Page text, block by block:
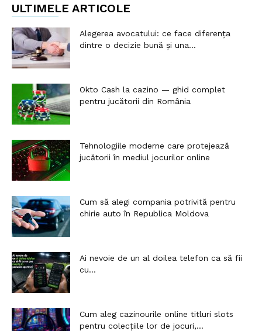
ULTIMELE ARTICOLE
Alegerea avocatului: ce face diferența
dintre o decizie bună și una...
Okto Cash la cazino — ghid complet
pentru jucătorii din România
Tehnologiile moderne care protejează
jucătorii în mediul jocurilor online
Cum să alegi compania potrivită pentru
chirie auto în Republica Moldova
Ai nevoie de un al doilea telefon ca să fii
cu...
Cum aleg cazinourile online titluri slots
pentru colecțiile lor de jocuri,...